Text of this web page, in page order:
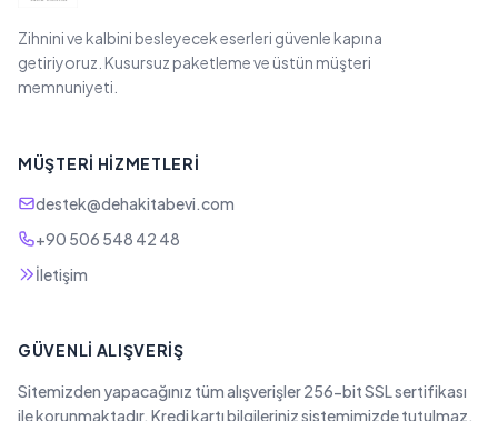
Zihnini ve kalbini besleyecek eserleri güvenle kapına
getiriyoruz. Kusursuz paketleme ve üstün müşteri
memnuniyeti.
MÜŞTERI HIZMETLERI
destek@dehakitabevi.com
+90 506 548 42 48
İletişim
GÜVENLI ALIŞVERIŞ
Sitemizden yapacağınız tüm alışverişler 256-bit SSL sertifikası
ile korunmaktadır. Kredi kartı bilgileriniz sistemimizde tutulmaz.